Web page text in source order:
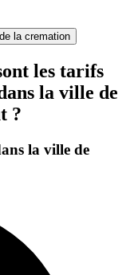
la cremation
les tarifs
la ville de
?
la ville de